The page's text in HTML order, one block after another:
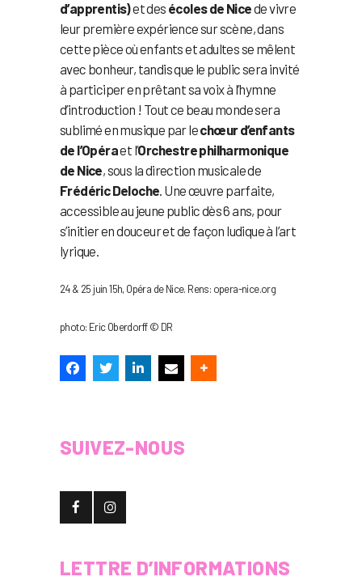
d’apprentis)et des écoles de Nicede vivre
leur première expérience sur scène, dans
cette pièce où enfants et adultes se mêlent
avec bonheur, tandis que le public sera invité
à participer en prêtant sa voix à l’hymne
d’introduction ! Tout ce beau monde sera
sublimé en musique par lechœur d’enfants
de l’Opéraet l’Orchestre philharmonique
de Nice, sous la direction musicale de
Frédéric Deloche. Une œuvre parfaite,
accessible au jeune public dès 6 ans, pour
s’initier en douceur et de façon ludique à l’art
lyrique.
24 & 25 juin 15h, Opéra de Nice. Rens: opera-nice.org
photo: Eric Oberdorff © DR
SUIVEZ-NOUS
LETTRE D’INFORMATIONS